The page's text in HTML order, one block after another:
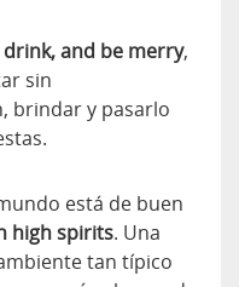
drink, and be merry,
sin
brindar y pasarlo
está de buen
high spirits. Una
tan típico